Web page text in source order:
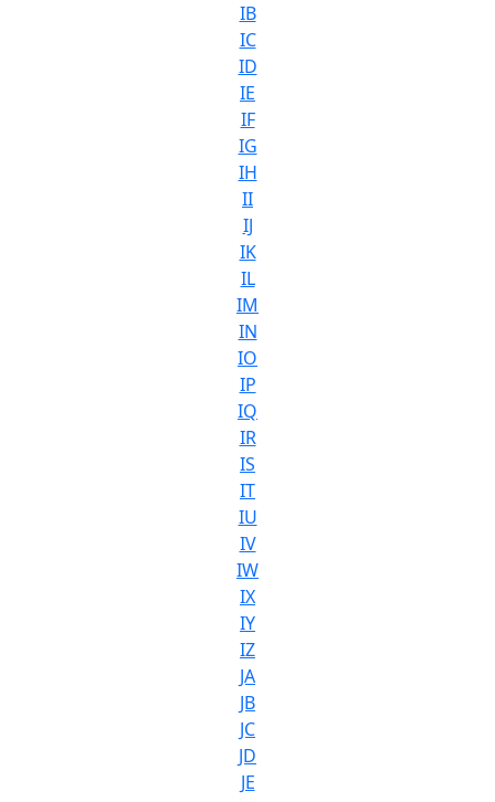
IB
IC
ID
IE
IF
IG
IH
II
IJ
IK
IL
IM
IN
IO
IP
IQ
IR
IS
IT
IU
IV
IW
IX
IY
IZ
JA
JB
JC
JD
JE